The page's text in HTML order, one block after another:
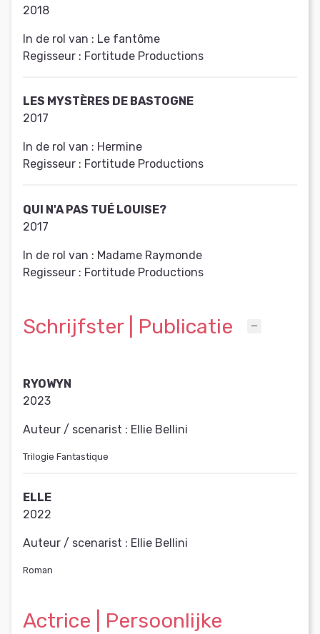
2018
In de rol van : Le fantôme
Regisseur : Fortitude Productions
LES MYSTÈRES DE BASTOGNE
2017
In de rol van : Hermine
Regisseur : Fortitude Productions
QUI N'A PAS TUÉ LOUISE?
2017
In de rol van : Madame Raymonde
Regisseur : Fortitude Productions
Schrijfster | Publicatie
RYOWYN
2023
Auteur / scenarist : Ellie Bellini
Trilogie Fantastique
ELLE
2022
Auteur / scenarist : Ellie Bellini
Roman
Actrice | Persoonlijke